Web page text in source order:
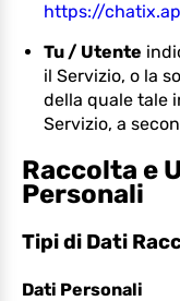
https://
Tu / Utente
il Servizio, o la
della quale tale
Servizio, a
Raccolta e
Personali
Tipi di Dati
Dati Personali